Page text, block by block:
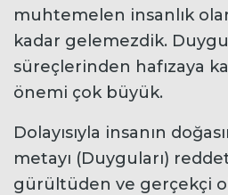
muhtemelen insanlık
kadar gelemezdik.
süreçlerinden hafızaya
önemi çok büyük.
Dolayısıyla insanın
metayı (Duyguları)
gürültüden ve gerçekçi